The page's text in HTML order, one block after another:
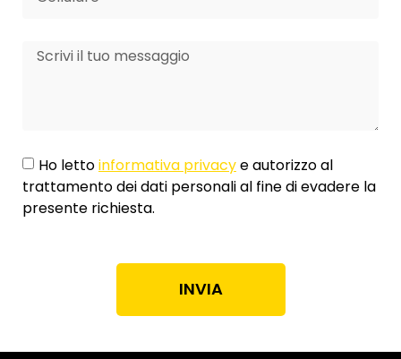
Ho lettoinformativa privacye autorizzo al
trattamento dei dati personali al fine di evadere la
presente richiesta.
INVIA